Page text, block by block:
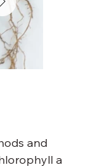
and
a